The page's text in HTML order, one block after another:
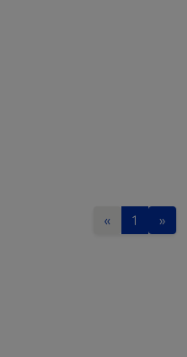
« 1 »